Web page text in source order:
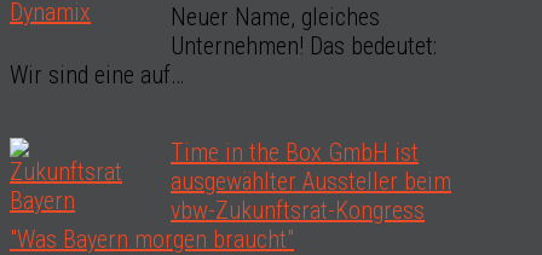
Neuer Name, gleiches
Unternehmen! Das bedeutet:
Wir sind eine auf…
Time in the Box GmbH ist
ausgewählter Aussteller beim
vbw-Zukunftsrat-Kongress
"Was Bayern morgen braucht"